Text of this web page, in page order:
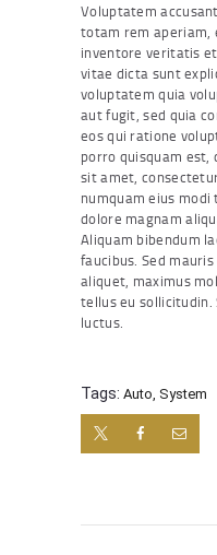
Voluptatem
totam rem aperiam,
inventore veritatis
vitae dicta sunt
voluptatem quia
aut fugit, sed quia
eos qui ratione
porro quisquam est,
sit amet,
numquam eius
dolore magnam
Aliquam bibendum
faucibus. Sed
aliquet, maximus
tellus eu sollicitudin.
luctus.
Tags: Auto System